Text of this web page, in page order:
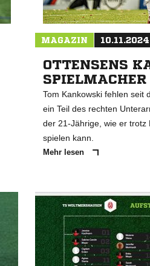
MAGAZIN
OTTENSENS
Tom Kankowski fehlen seit
ein Teil des rechten
der 21-Jährige, wie er trotz
spielen kann.
Mehr lesen